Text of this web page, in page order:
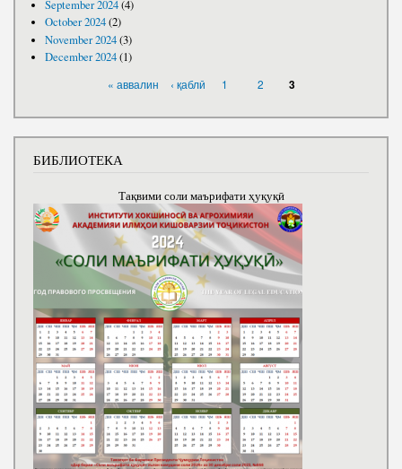
September 2024(4)
October 2024(2)
November 2024(3)
December 2024(1)
« аввалин ‹ қаблӣ 1 2 3
БИБЛИОТЕКА
Тақвими соли маърифати ҳуқуқӣ